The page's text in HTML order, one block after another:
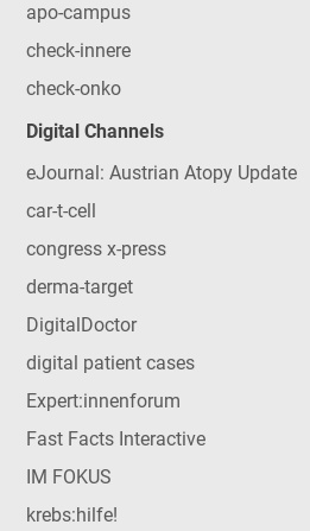
apo-campus
check-innere
check-onko
Digital Channels
eJournal: Austrian Atopy Update
car-t-cell
congress x-press
derma-target
DigitalDoctor
digital patient cases
Expert:innenforum
Fast Facts Interactive
IM FOKUS
krebs:hilfe!